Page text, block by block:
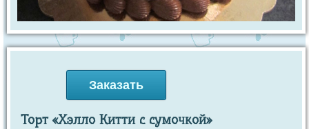
Заказать
Торт «Хэлло Китти с сумочкой»